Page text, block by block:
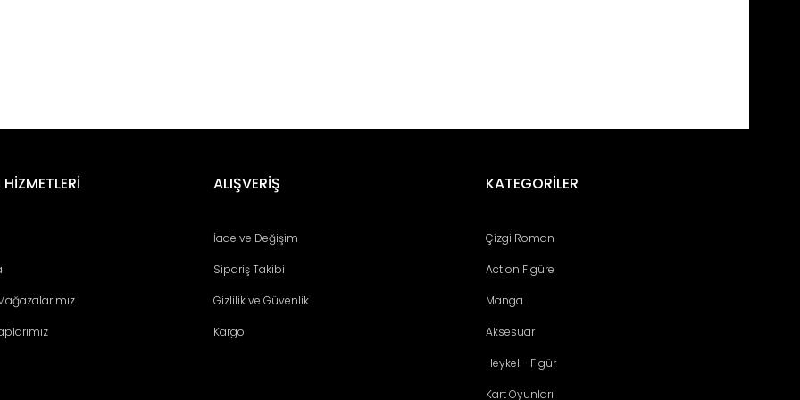
Yorum YazALIŞVERİŞ
İade ve Değişim
Sipariş Takibi
Gizlilik ve Güvenlik
Kargo
KATEGORİLER
Çizgi Roman
Action Figüre
Manga
Aksesuar
Heykel - Figür
Kart Oyunları